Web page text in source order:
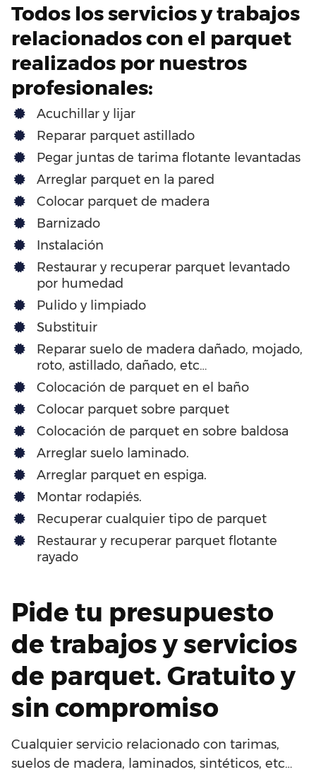
Todos los servicios y trabajos
relacionados con el parquet
realizados por nuestros
profesionales:
Acuchillar y lijar
Reparar parquet astillado
Pegar juntas de tarima flotante levantadas
Arreglar parquet en la pared
Colocar parquet de madera
Barnizado
Instalación
Restaurar y recuperar parquet levantado
por humedad
Pulido y limpiado
Substituir
Reparar suelo de madera dañado, mojado,
roto, astillado, dañado, etc…
Colocación de parquet en el baño
Colocar parquet sobre parquet
Colocación de parquet en sobre baldosa
Arreglar suelo laminado.
Arreglar parquet en espiga.
Montar rodapiés.
Recuperar cualquier tipo de parquet
Restaurar y recuperar parquet flotante
rayado
Pide tu presupuesto
de trabajos y servicios
de parquet. Gratuito y
sin compromiso
Cualquier servicio relacionado con tarimas,
suelos de madera, laminados, sintéticos, etc…